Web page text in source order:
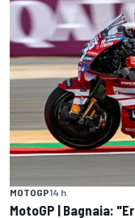
MOTOGP14 h
MotoGP | Bagnaia: